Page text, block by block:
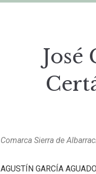
José
Comarca Sierra de
AGUSTÍN GARCÍA